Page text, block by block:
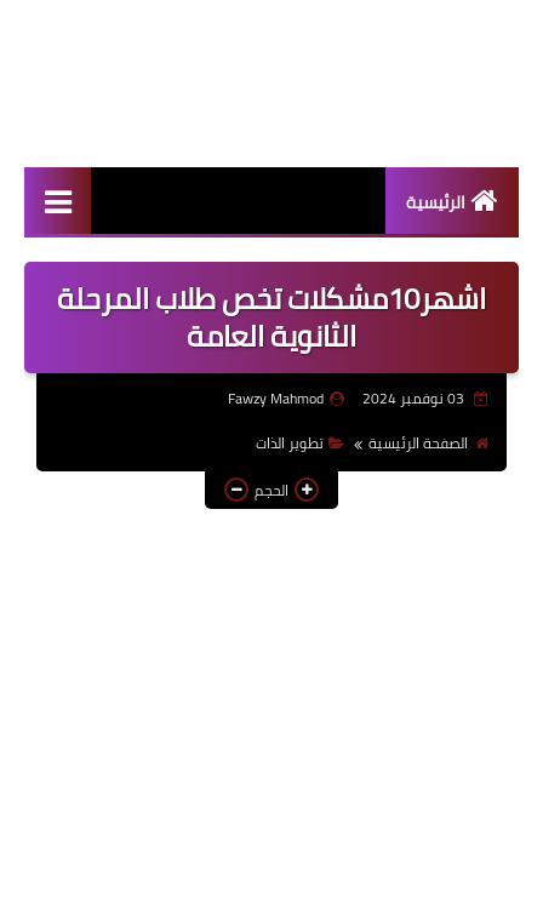
الرئيسية
ثانوي عام
الدمج
إختبارات
تطوير الذات
اخبار
اشهر10مشكلات تخص طلاب المرحلة
الثانوية العامة
Fawzy Mahmod
الصفحة الرئيسية
تطوير الذات
الحجم